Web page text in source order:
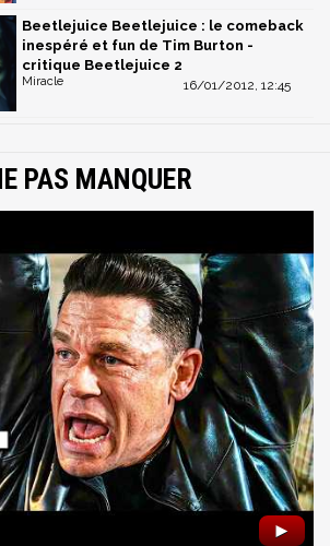
Beetlejuice Beetlejuice : le comeback
inespéré et fun de Tim Burton -
critique Beetlejuice 2
16/01/2012, 12:45
Miracle
PAS MANQUER
►